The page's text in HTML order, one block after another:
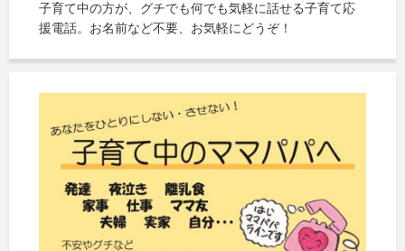
子育て中の方が、グチでも何でも気軽に話せる子育て応
援電話。お名前など不要、お気軽にどうぞ！